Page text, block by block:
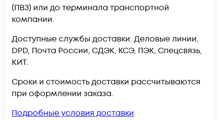
(ПВЗ) или до терминала транспортной
компании.
Доступные службы доставки: Деловые линии,
DPD, Почта России, СДЭК, КСЭ, ПЭК, Спецсвязь,
КИТ.
Сроки и стоимость доставки рассчитываются
при оформлении заказа.
Подробные условия доставки